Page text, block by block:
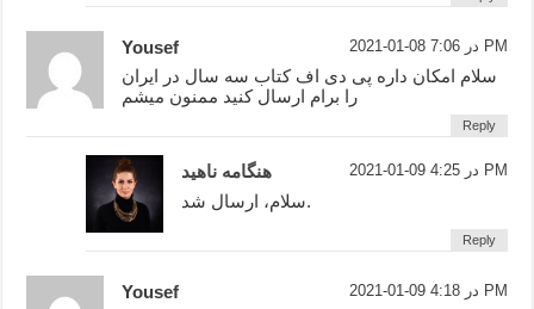
Yousef 2021-01-08 در 7:06 PM
سلام امکان داره پی دی اف کتاب سه سال در ایران
را برام ارسال کنید ممنون میشم
Reply
هنگامه ناهید 2021-01-09 در 4:25 PM
سلام، ارسال شد.
Reply
Yousef 2021-01-09 در 4:18 PM